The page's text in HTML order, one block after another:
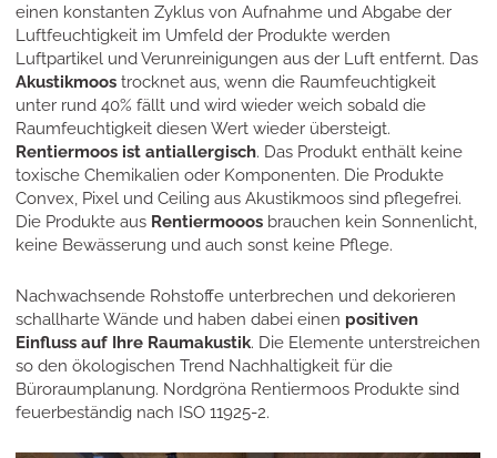
einen konstanten Zyklus von Aufnahme und Abgabe der
Luftfeuchtigkeit im Umfeld der Produkte werden
Luftpartikel und Verunreinigungen aus der Luft entfernt. Das
Akustikmoos trocknet aus, wenn die Raumfeuchtigkeit
unter rund 40% fällt und wird wieder weich sobald die
Raumfeuchtigkeit diesen Wert wieder übersteigt.
Rentiermoos ist antiallergisch. Das Produkt enthält keine
toxische Chemikalien oder Komponenten. Die Produkte
Convex, Pixel und Ceiling aus Akustikmoos sind pflegefrei.
Die Produkte aus Rentiermooos brauchen kein Sonnenlicht,
keine Bewässerung und auch sonst keine Pflege.
Nachwachsende Rohstoffe unterbrechen und dekorieren
schallharte Wände und haben dabei einen positiven
Einfluss auf Ihre Raumakustik. Die Elemente unterstreichen
so den ökologischen Trend Nachhaltigkeit für die
Büroraumplanung. Nordgröna Rentiermoos Produkte sind
feuerbeständig nach ISO 11925-2.